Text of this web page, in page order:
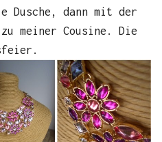
Dusche, dann mit der
meiner Cousine. Die